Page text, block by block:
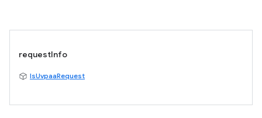
requestInfo
IsUvpaaRequest